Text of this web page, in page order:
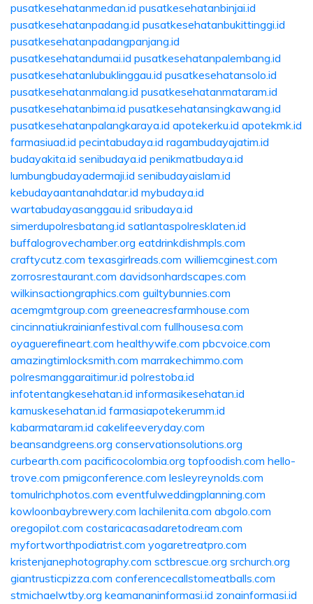
pusatkesehatanmedan.id pusatkesehatanbinjai.id
pusatkesehatanpadang.id pusatkesehatanbukittinggi.id
pusatkesehatanpadangpanjang.id
pusatkesehatandumai.id pusatkesehatanpalembang.id
pusatkesehatanlubuklinggau.id pusatkesehatansolo.id
pusatkesehatanmalang.id pusatkesehatanmataram.id
pusatkesehatanbima.id pusatkesehatansingkawang.id
pusatkesehatanpalangkaraya.id apotekerku.id apotekmk.id
farmasiuad.id pecintabudaya.id ragambudayajatim.id
budayakita.id senibudaya.id penikmatbudaya.id
lumbungbudayadermaji.id senibudayaislam.id
kebudayaantanahdatar.id mybudaya.id
wartabudayasanggau.id sribudaya.id
simerdupolresbatang.id satlantaspolresklaten.id
buffalogrovechamber.org eatdrinkdishmpls.com
craftycutz.com texasgirlreads.com williemcginest.com
zorrosrestaurant.com davidsonhardscapes.com
wilkinsactiongraphics.com guiltybunnies.com
acemgmtgroup.com greeneacresfarmhouse.com
cincinnatiukrainianfestival.com fullhousesa.com
oyaguerefineart.com healthywife.com pbcvoice.com
amazingtimlocksmith.com marrakechimmo.com
polresmanggaraitimur.id polrestoba.id
infotentangkesehatan.id informasikesehatan.id
kamuskesehatan.id farmasiapotekerumm.id
kabarmataram.id cakelifeeveryday.com
beansandgreens.org conservationsolutions.org
curbearth.com pacificocolombia.org topfoodish.com hello-
trove.com pmigconference.com lesleyreynolds.com
tomulrichphotos.com eventfulweddingplanning.com
kowloonbaybrewery.com lachilenita.com abgolo.com
oregopilot.com costaricacasadaretodream.com
myfortworthpodiatrist.com yogaretreatpro.com
kristenjanephotography.com sctbrescue.org srchurch.org
giantrusticpizza.com conferencecallstomeatballs.com
stmichaelwtby.org keamananinformasi.id zonainformasi.id